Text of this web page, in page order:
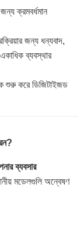
ক্রমবর্ধমান
জন্য ধন্যবাদ,
ব্যবস্থার
শুরু করে ডিজিটাইজড
ব্যবসার
মডেলগুলি অন্বেষণ